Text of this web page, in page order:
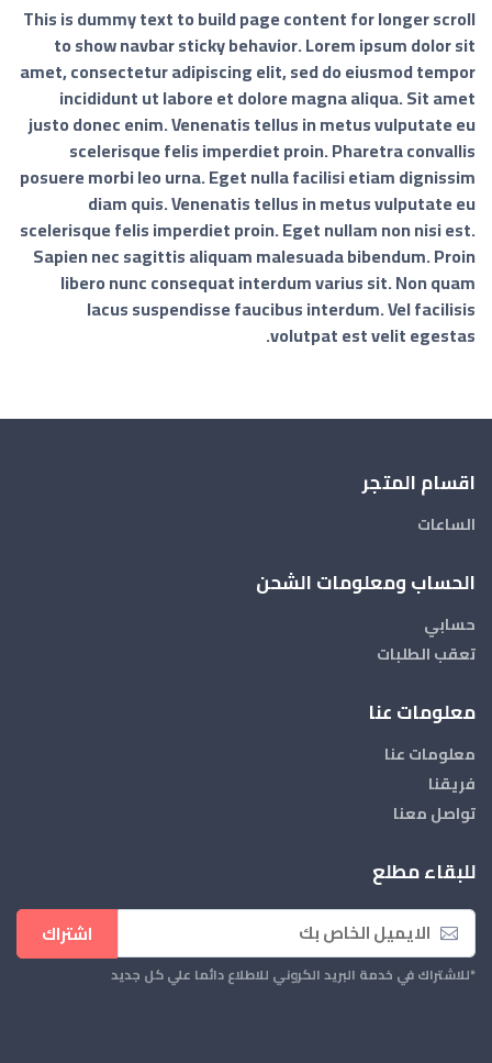
This is dummy text to build page content for longer scroll
to show navbar sticky behavior. Lorem ipsum dolor sit
amet, consectetur adipiscing elit, sed do eiusmod tempor
incididunt ut labore et dolore magna aliqua. Sit amet
justo donec enim. Venenatis tellus in metus vulputate eu
scelerisque felis imperdiet proin. Pharetra convallis
posuere morbi leo urna. Eget nulla facilisi etiam dignissim
diam quis. Venenatis tellus in metus vulputate eu
scelerisque felis imperdiet proin. Eget nullam non nisi est.
Sapien nec sagittis aliquam malesuada bibendum. Proin
libero nunc consequat interdum varius sit. Non quam
lacus suspendisse faucibus interdum. Vel facilisis
volutpat est velit egestas.
اقسام المتجر
الساعات
الحساب ومعلومات الشحن
حسابي
تعقب الطلبات
معلومات عنا
معلومات عنا
فريقنا
تواصل معنا
للبقاء مطلع
اشتراك
*للاشتراك في خدمة البريد الكروني للاطلاع دائما علي كل جديد